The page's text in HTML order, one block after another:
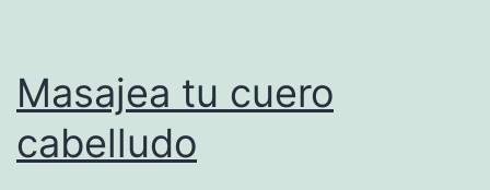
Masajea tu cuero
cabelludo